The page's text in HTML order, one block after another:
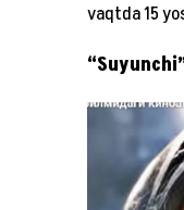
vaqtda 15